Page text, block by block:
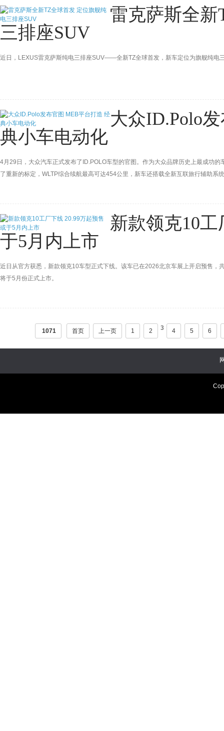
雷克萨斯全
三排座SUV
近日，LEXUS雷克萨斯纯电三排座SUV——全新TZ全球首发，新车定位为旗舰纯电
大众ID.Polo
典小车电动化
4月29日，大众汽车正式发布了ID.POLO车型的官图。作为大众品牌历史上最成功
了重新的标定，WLTP综合续航最高可达454公里，新车还搭载全新互联旅行辅助
新款领克10
于5月内上市
近日从官方获悉，新款领克10车型正式下线。该车已在2026北京车展上开启预售
将于5月份正式上市。
1071 首页 上一页 1 2 3 4 5 6